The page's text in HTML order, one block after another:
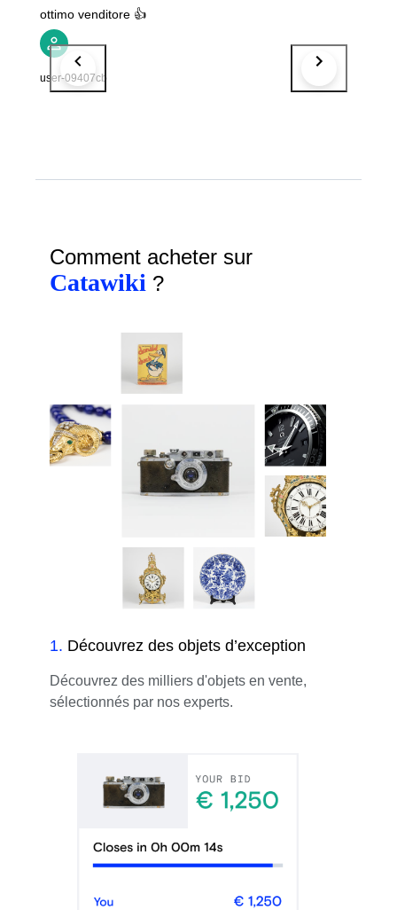
ottimo venditore 👍
user-09407cb
Comment acheter sur
Catawiki ?
1. Découvrez des objets d’exception
Découvrez des milliers d'objets en vente,
sélectionnés par nos experts.